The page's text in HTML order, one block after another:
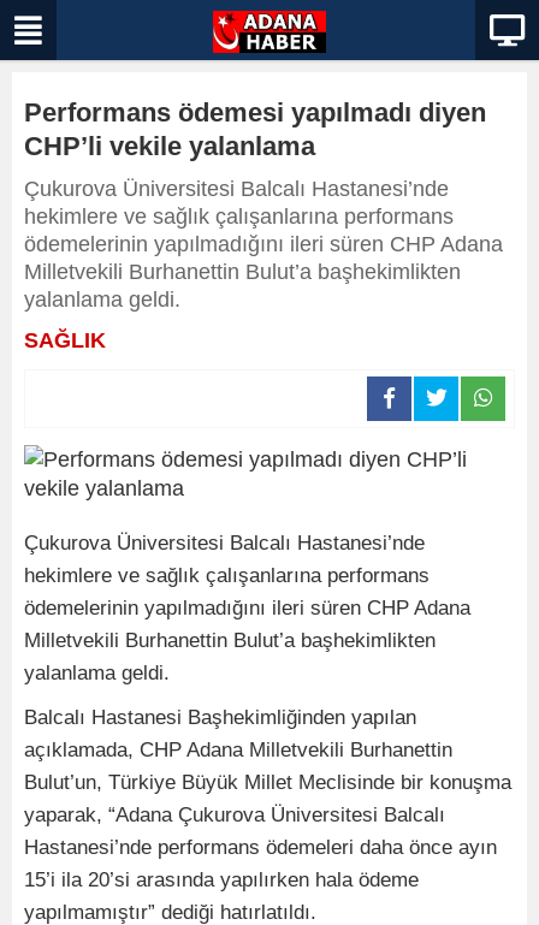
Performans ödemesi yapılmadı diyen
CHP’li vekile yalanlama
Çukurova Üniversitesi Balcalı Hastanesi’nde
hekimlere ve sağlık çalışanlarına performans
ödemelerinin yapılmadığını ileri süren CHP Adana
Milletvekili Burhanettin Bulut’a başhekimlikten
yalanlama geldi.
SAĞLIK
Çukurova Üniversitesi Balcalı Hastanesi’nde
hekimlere ve sağlık çalışanlarına performans
ödemelerinin yapılmadığını ileri süren CHP Adana
Milletvekili Burhanettin Bulut’a başhekimlikten
yalanlama geldi.
Balcalı Hastanesi Başhekimliğinden yapılan
açıklamada, CHP Adana Milletvekili Burhanettin
Bulut’un, Türkiye Büyük Millet Meclisinde bir konuşma
yaparak, “Adana Çukurova Üniversitesi Balcalı
Hastanesi’nde performans ödemeleri daha önce ayın
15’i ila 20’si arasında yapılırken hala ödeme
yapılmamıştır” dediği hatırlatıldı.